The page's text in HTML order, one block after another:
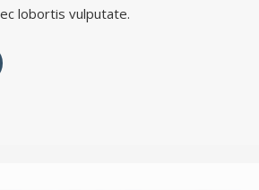
lobortis vulputate.